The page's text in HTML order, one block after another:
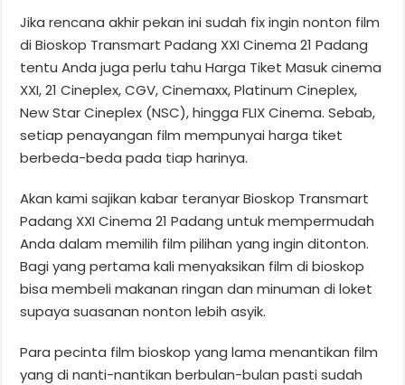
Jika rencana akhir pekan ini sudah fix ingin nonton film
di Bioskop Transmart Padang XXI Cinema 21 Padang
tentu Anda juga perlu tahu Harga Tiket Masuk cinema
XXI, 21 Cineplex, CGV, Cinemaxx, Platinum Cineplex,
New Star Cineplex (NSC), hingga FLIX Cinema. Sebab,
setiap penayangan film mempunyai harga tiket
berbeda-beda pada tiap harinya.
Akan kami sajikan kabar teranyar Bioskop Transmart
Padang XXI Cinema 21 Padang untuk mempermudah
Anda dalam memilih film pilihan yang ingin ditonton.
Bagi yang pertama kali menyaksikan film di bioskop
bisa membeli makanan ringan dan minuman di loket
supaya suasanan nonton lebih asyik.
Para pecinta film bioskop yang lama menantikan film
yang di nanti-nantikan berbulan-bulan pasti sudah